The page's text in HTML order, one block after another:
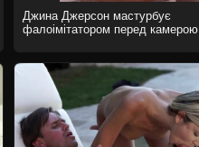
Джина Джерсон мастурбує
фалоімітатором перед камерою